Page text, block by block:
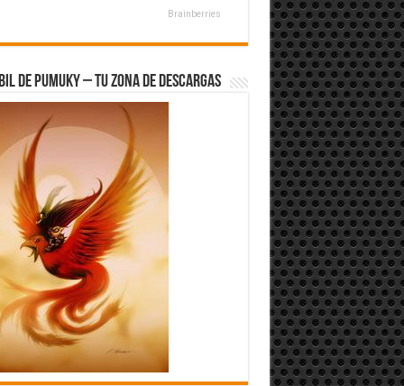
Brainberries
de Pumuky – Tu zona de Descargas